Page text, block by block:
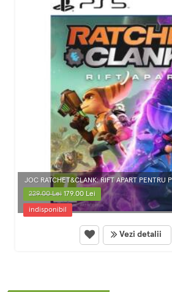
JOC RATCHET&CLANK: RIFT APART PENTRU
229.00 Lei179.00 Lei
indisponibil
Vezi detalii